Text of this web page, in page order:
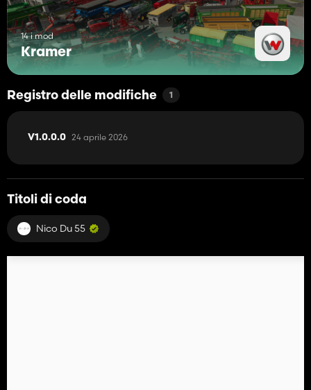
14 i mod
Kramer
Registro delle modifiche 1
V1.0.0.0 24 aprile 2026
Titoli di coda
Nico Du 55